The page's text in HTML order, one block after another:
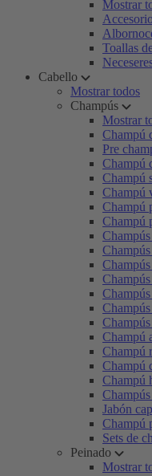
Mostrar
Toallas
Cabello
Mostrar todos
Champús
Mostrar
Champú
Pre
Champú
Champú
Champú
Champú
Champú
Champú
Champú
Champú
Champú
Jabón
Champú
Sets de
Peinado
Mostrar